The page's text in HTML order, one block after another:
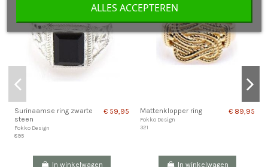
Surinaamse ring zwarte
steen
Fokko Design
895
€ 59,95
In winkelwagen
Mattenklopper ring
Fokko Design
321
€ 89,95
In winkelwagen
ALLES ACCEPTEREN